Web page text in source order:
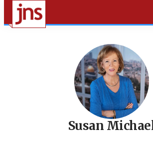
Susan